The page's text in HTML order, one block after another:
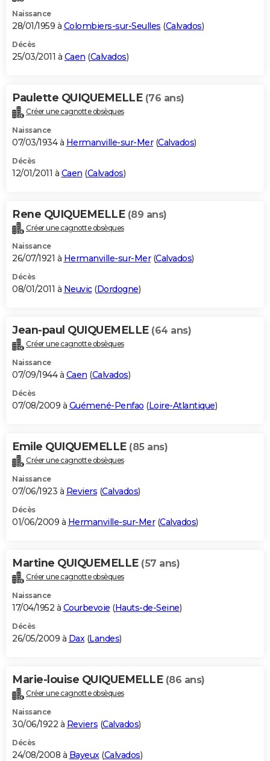
Naissance
28/01/1959 à Colombiers-sur-Seulles (Calvados)
Décès
25/03/2011 à Caen (Calvados)
Paulette QUIQUEMELLE (76 ans)
Créer une cagnotte obsèques
Naissance
07/03/1934 à Hermanville-sur-Mer(Calvados)
Décès
12/01/2011 à Caen (Calvados)
Rene QUIQUEMELLE (89 ans)
Créer une cagnotte obsèques
Naissance
26/07/1921 à Hermanville-sur-Mer(Calvados)
Décès
08/01/2011 à Neuvic(Dordogne)
Jean-paul QUIQUEMELLE (64 ans)
Créer une cagnotte obsèques
Naissance
07/09/1944 à Caen (Calvados)
Décès
07/08/2009 à Guémené-Penfao (Loire-Atlantique)
Emile QUIQUEMELLE (85 ans)
Créer une cagnotte obsèques
Naissance
07/06/1923 à Reviers (Calvados)
Décès
01/06/2009 à Hermanville-sur-Mer(Calvados)
Martine QUIQUEMELLE (57 ans)
Créer une cagnotte obsèques
Naissance
17/04/1952 à Courbevoie (Hauts-de-Seine)
Décès
26/05/2009 à Dax(Landes)
Marie-louise QUIQUEMELLE (86 ans)
Créer une cagnotte obsèques
Naissance
30/06/1922 à Reviers (Calvados)
Décès
24/08/2008 à Bayeux(Calvados)